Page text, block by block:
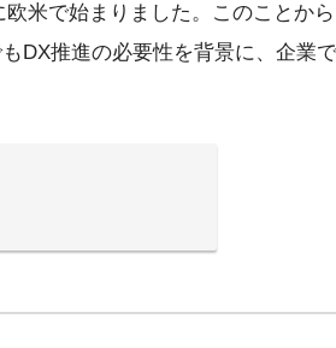
米で始まりました。このことか
DX推進の必要性を背景に、企業